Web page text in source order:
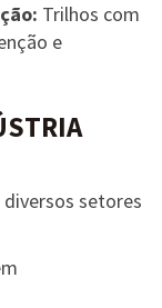
Trilhos com
e
setores